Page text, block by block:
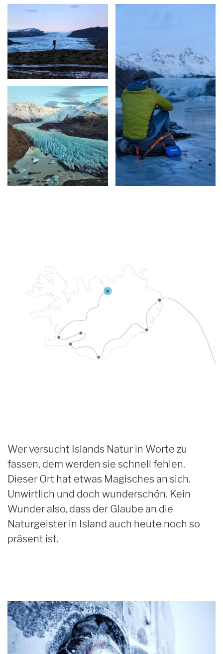
Wer versucht Islands Natur in Worte zu
fassen, dem werden sie schnell fehlen.
Dieser Ort hat etwas Magisches an sich.
Unwirtlich und doch wunderschön. Kein
Wunder also, dass der Glaube an die
Naturgeister in Island auch heute noch so
präsent ist.